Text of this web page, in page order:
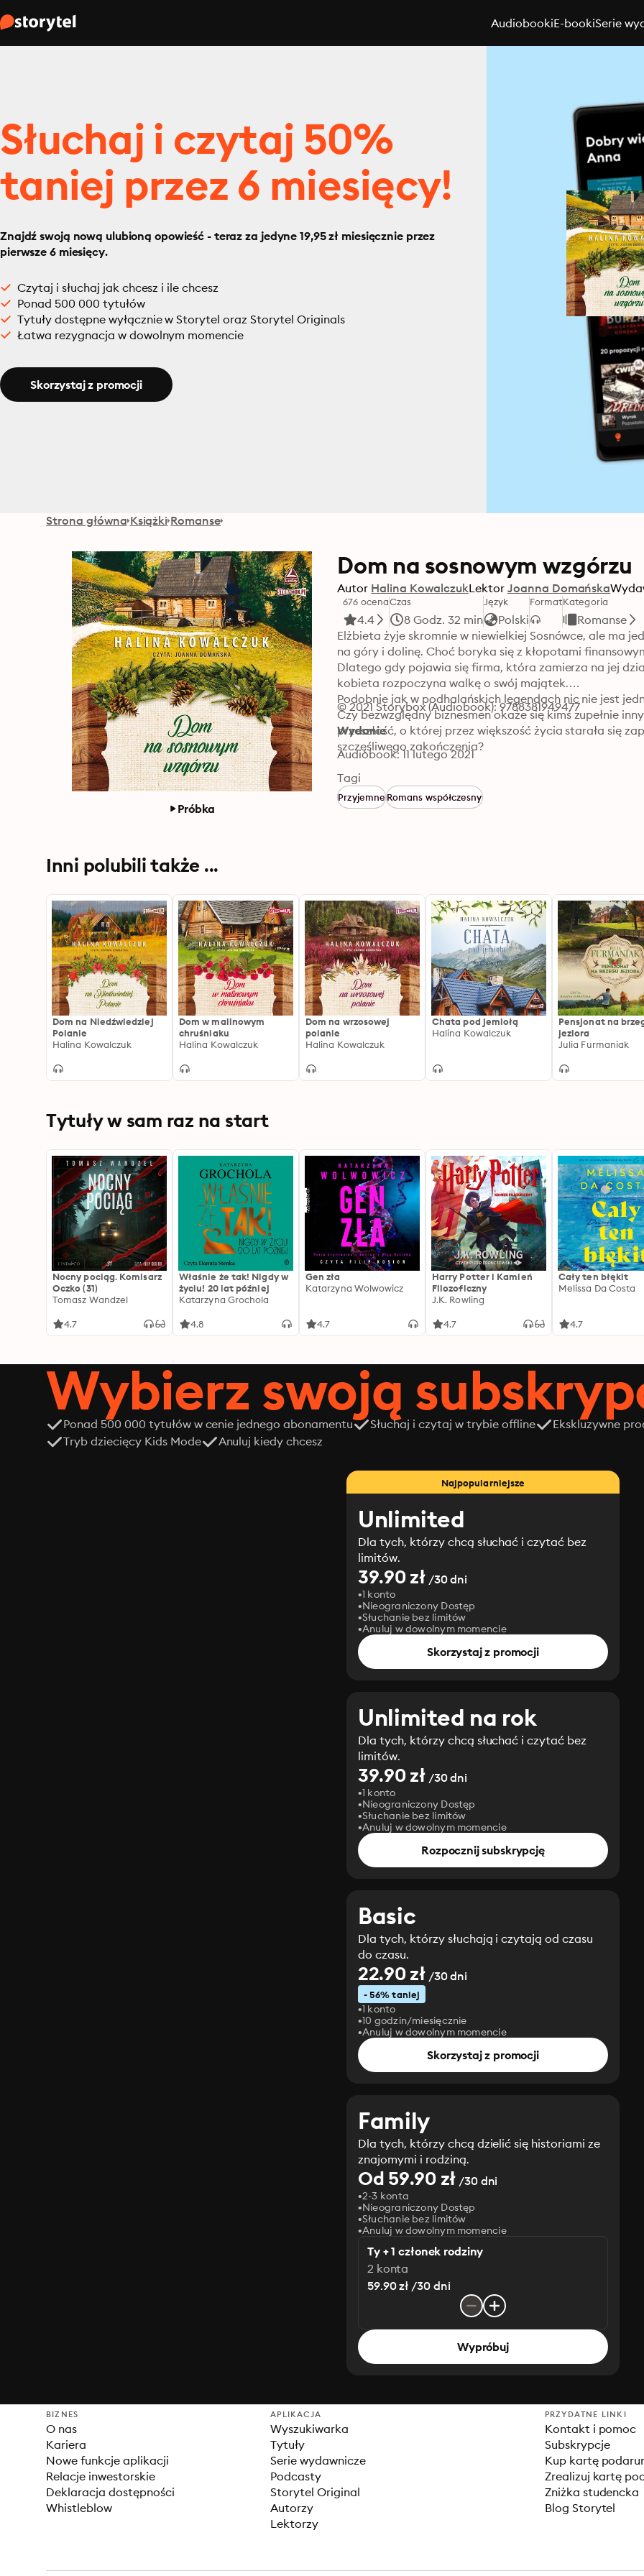
AudiobookiE-bookiSerie
Słuchaj i czytaj 50%
taniej przez 6 miesięcy!
Znajdź swoją nową ulubioną opowieść - teraz za jedyne 19,95 zł miesięcznie przez
pierwsze 6 miesięcy.
Czytaj i słuchaj jak chcesz i ile chcesz
Ponad 500 000 tytułów
Tytuły dostępne wyłącznie w Storytel oraz Storytel Originals
Łatwa rezygnacja w dowolnym momencie
Skorzystaj z promocji
Strona główna Książki Romanse
Próbka
Dom na sosnowym wzgórzu
Autor Halina KowalczukLektor Joanna Domańska
676 ocena
4.4
Czas
8 Godz. 32 min
Język
Polski
FormatKategoria
Romanse
Elżbieta żyje skromnie w niewielkiej Sosnówce, ale ma
na góry i dolinę. Choć boryka się z kłopotami
Dlatego gdy pojawia się firma, która zamierza na jej
kobieta rozpoczyna walkę o swój majątek.
Podobnie jak w podhalańskich legendach nic nie jest
Czy bezwzględny biznesmen okaże się kimś zupełnie
przeszłość, o której przez większość życia starała się
szczęśliwego zakończenia?
© 2021 Storybox (Audiobook): 9788381949477
Wydanie
Audiobook: 11 lutego 2021
Tagi
PrzyjemneRomans współczesny
Inni polubili także ...
Dom na Niedźwiedziej
Polanie
Halina Kowalczuk
Dom w malinowym
chruśniaku
Halina Kowalczuk
Dom na wrzosowej
polanie
Halina Kowalczuk
Chata pod jemiołą
Halina Kowalczuk
Pensjonat na
jeziora
Julia Furmaniak
Tytuły w sam raz na start
Nocny pociąg. Komisarz
Oczko (31)
Tomasz Wandzel
4.7
Właśnie że tak! Nigdy w
życiu! 20 lat później
Katarzyna Grochola
4.8
Gen zła
Katarzyna Wolwowicz
4.7
Harry Potter i Kamień
Filozoficzny
J.K. Rowling
4.7
Cały ten błękit
Melissa Da Costa
4.7
Wybierz swoją
Ponad 500 000 tytułów w cenie jednego abonamentu Słuchaj i czytaj w trybie offline
Ekskluzywne
Tryb dziecięcy Kids Mode
Anuluj kiedy chcesz
Najpopularniejsze
Unlimited
Dla tych, którzy chcą słuchać i czytać bez
limitów.
39.90 zł/30 dni
1 konto
Nieograniczony Dostęp
Słuchanie bez limitów
Anuluj w dowolnym momencie
Skorzystaj z promocji
Unlimited na rok
Dla tych, którzy chcą słuchać i czytać bez
limitów.
39.90 zł/30 dni
1 konto
Nieograniczony Dostęp
Słuchanie bez limitów
Anuluj w dowolnym momencie
Rozpocznij subskrypcję
Basic
Dla tych, którzy słuchają i czytają od czasu
do czasu.
22.90 zł/30 dni
- 56% taniej
1 konto
10 godzin/miesięcznie
Anuluj w dowolnym momencie
Skorzystaj z promocji
Family
Dla tych, którzy chcą dzielić się historiami ze
znajomymi i rodziną.
Od 59.90 zł /30 dni
2-3 konta
Nieograniczony Dostęp
Słuchanie bez limitów
Anuluj w dowolnym momencie
Ty + 1 członek rodziny
2 konta
59.90 zł /30 dni
Wypróbuj
BIZNES
O nas
Kariera
Nowe funkcje aplikacji
Relacje inwestorskie
Deklaracja dostępności
Whistleblow
APLIKACJA
Wyszukiwarka
Tytuły
Serie wydawnicze
Podcasty
Storytel Original
Autorzy
Lektorzy
PRZYDATNE LINKI
Kontakt i pomoc
Subskrypcje
Kup kartę
Zrealizuj kartę
Zniżka studencka
Blog Storytel